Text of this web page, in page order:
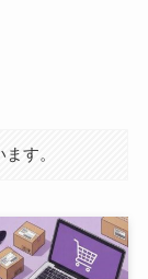
す。